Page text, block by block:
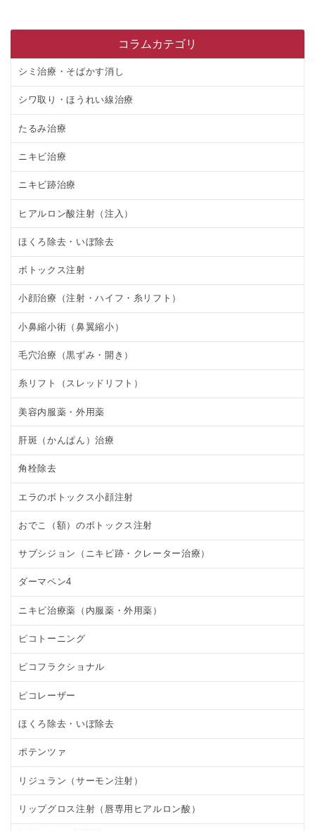
コラムカテゴリ
シミ治療・そばかす消し
シワ取り・ほうれい線治療
たるみ治療
ニキビ治療
ニキビ跡治療
ヒアルロン酸注射（注入）
ほくろ除去・いぼ除去
ボトックス注射
小顔治療（注射・ハイフ・糸リフト）
小鼻縮小術（鼻翼縮小）
毛穴治療（黒ずみ・開き）
糸リフト（スレッドリフト）
美容内服薬・外用薬
肝斑（かんぱん）治療
角栓除去
エラのボトックス小顔注射
おでこ（額）のボトックス注射
サブシジョン（ニキビ跡・クレーター治療）
ダーマペン4
ニキビ治療薬（内服薬・外用薬）
ピコトーニング
ピコフラクショナル
ピコレーザー
ほくろ除去・いぼ除去
ポテンツァ
リジュラン（サーモン注射）
リップグロス注射（唇専用ヒアルロン酸）